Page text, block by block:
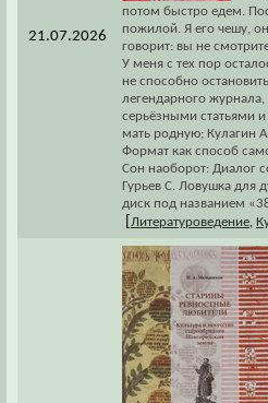
21.07.2026
потом быстро едем.
пожилой. Я его чешу,
говорит: вы не
У меня с тех пор
не способно
легендарного
серьёзными статьями
мать родную; Кулагин
Формат как способ
Сон наоборот: Диалог
Гурьев С. Ловушка для
диск под названием
Литературоведение,